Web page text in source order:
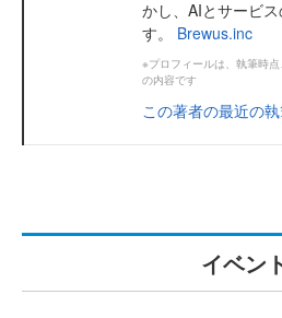
かし、AIとサービ
す。 Brewus.inc
※プロフィールは、執筆時
の内容です
この著者の最近の
イベン